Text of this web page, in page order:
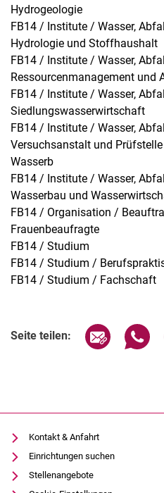
Hydrogeologie
FB14 / Institute / Wasser,
Hydrologie und Stoffhaushalt
FB14 / Institute / Wasser,
Ressourcenmanagement und
FB14 / Institute / Wasser,
Siedlungswasserwirtschaft
FB14 / Institute / Wasser,
Versuchsanstalt und
Wasserb
FB14 / Institute / Wasser,
Wasserbau und
FB14 / Organisation /
Frauenbeaufragte
FB14 / Studium
FB14 / Studium /
FB14 / Studium / Fachschaft
Seite teilen: Seite
Kontakt & Anfahrt
Einrichtungen suchen
Stellenangebote